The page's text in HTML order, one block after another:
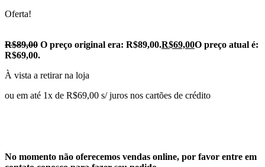
Oferta!
R$89,00 O preço original era: R$89,00.R$69,00O preço atual é:
R$69,00.
À vista a retirar na loja
ou em até 1x de R$69,00 s/ juros nos cartões de crédito
No momento não oferecemos vendas online, por favor entre em